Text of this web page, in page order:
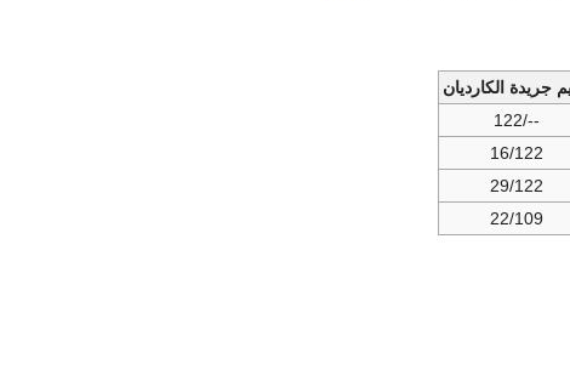
جريدة الكارديان
--/122
16/122
29/122
22/109